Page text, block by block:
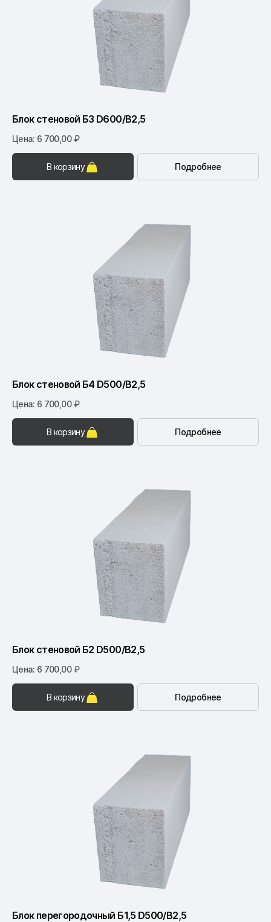
Блок стеновой Б3 D600/B2,5
Цена: 6 700,00 ₽
В корзину Подробнее
Блок стеновой Б4 D500/B2,5
Цена: 6 700,00 ₽
В корзину Подробнее
Блок стеновой Б2 D500/B2,5
Цена: 6 700,00 ₽
В корзину Подробнее
Блок перегородочный Б1,5 D500/B2,5